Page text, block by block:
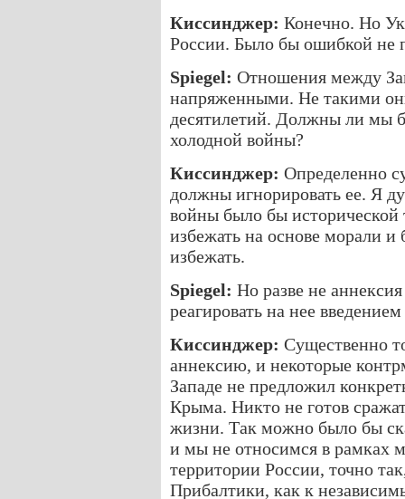
Киссинджер: Конечно. Но
России. Было бы ошибкой не
Spiegel: Отношения между
напряженными. Не такими
десятилетий. Должны ли мы
холодной войны?
Киссинджер: Определенно
должны игнорировать ее. Я
войны было бы
избежать на основе морали и
избежать.
Spiegel: Но разве не
реагировать на нее
Киссинджер: Существенно
аннексию, и некоторые
Западе не предложил
Крыма. Никто не готов
жизни. Так можно было бы
и мы не относимся в рамках
территории России, точно
Прибалтики, как к